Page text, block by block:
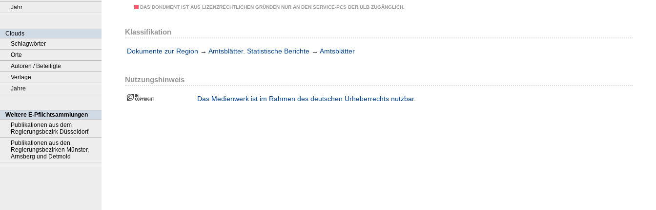
Jahr
Clouds
Schlagwörter
Orte
Autoren / Beteiligte
Verlage
Jahre
Weitere E-Pflichtsammlungen
Publikationen aus dem
Regierungsbezirk Düsseldorf
Publikationen aus den
Regierungsbezirken Münster,
Arnsberg und Detmold
DAS DOKUMENT IST AUS LIZENZRECHTLICHEN GRÜNDEN NUR AN DEN SERVICE-PCS DER ULB ZUGÄNGLICH.
Klassifikation
Dokumente zur Region → Amtsblätter. Statistische Berichte → Amtsblätter
Nutzungshinweis
Das Medienwerk ist im Rahmen des deutschen Urheberrechts nutzbar.